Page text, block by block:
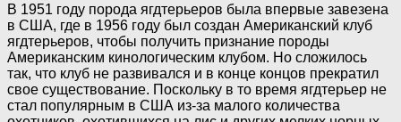
В 1951 году порода ягдтерьеров была впервые завезена
в США, где в 1956 году был создан Американский клуб
ягдтерьеров, чтобы получить признание породы
Американским кинологическим клубом. Но сложилось
так, что клуб не развивался и в конце концов прекратил
свое существование. Поскольку в то время ягдтерьер не
стал популярным в США из-за малого количества